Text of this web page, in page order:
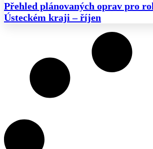
Přehled plánovaných oprav pro
Ústeckém kraji – říjen